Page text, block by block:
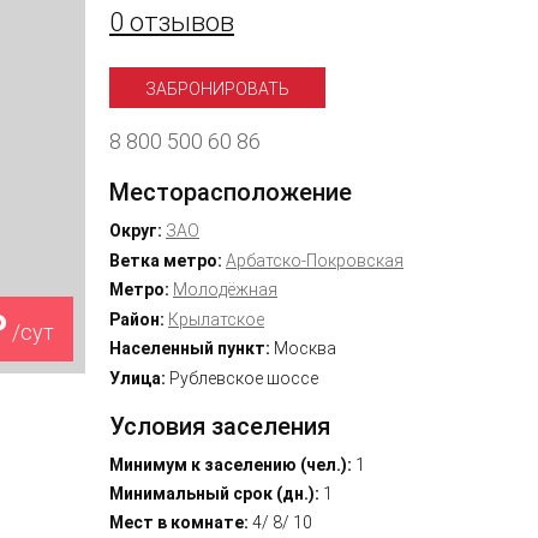
/сут
0 отзывов
ЗАБРОНИРОВАТЬ
8 800 500 60 86
Месторасположение
Округ: ЗАО
Ветка метро: Арбатско-Покровская
Метро: Молодёжная
Район: Крылатское
Населенный пункт: Москва
Улица: Рублевское шоссе
Условия заселения
Минимум к заселению (чел.): 1
Минимальный срок (дн.): 1
Мест в комнате: 4/ 8/ 10